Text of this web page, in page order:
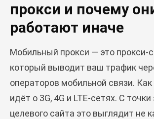
прокси и почему
работают иначе
Мобильный прокси — это прокси-
который выводит ваш трафик
операторов мобильной связи. Как
идёт о 3G, 4G и LTE-сетях. С точки
целевого сайта это выглядит не